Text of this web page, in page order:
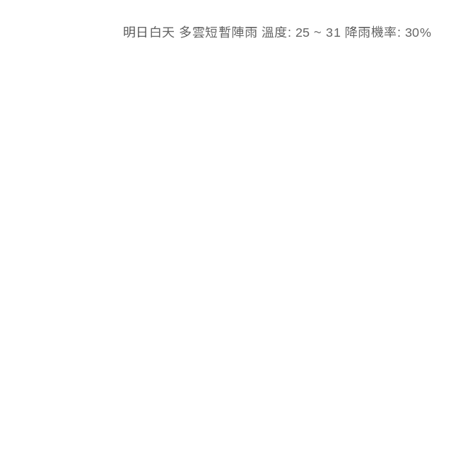
明日白天 多雲短暫陣雨 溫度: 25 ~ 31 降雨機率: 30%